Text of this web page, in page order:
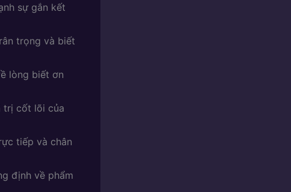
sự gắn kết
trọng và biết
lòng biết ơn
trị cốt lõi của
tiếp và chân
định về phẩm